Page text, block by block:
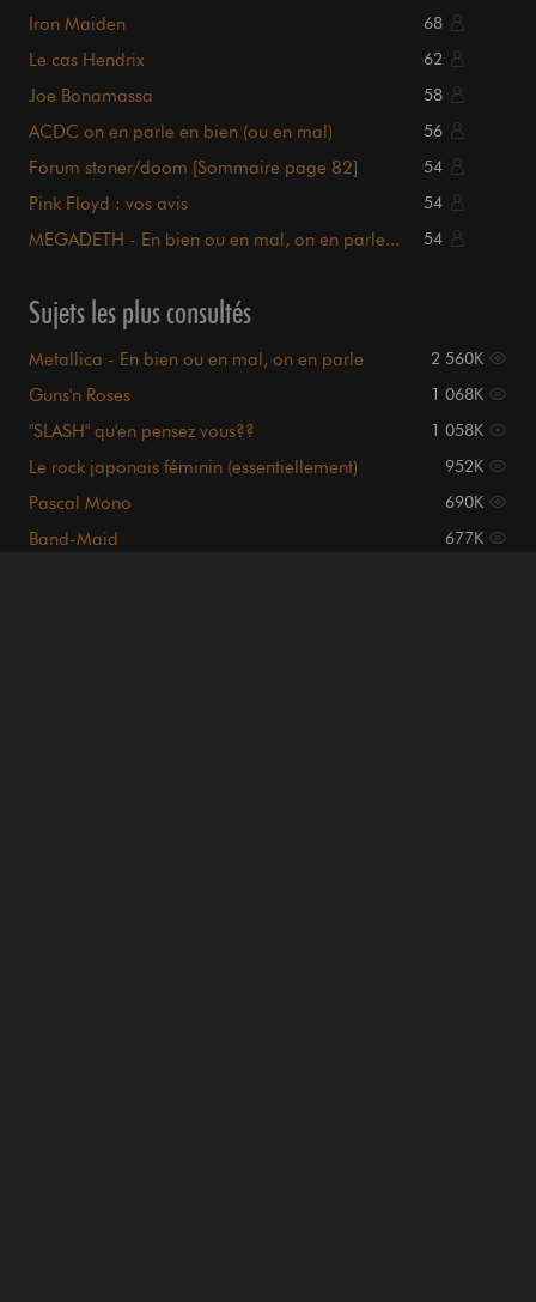
Iron Maiden 68
Le cas Hendrix 62
Joe Bonamassa 58
ACDC on en parle en bien (ou en mal) 56
Forum stoner/doom [Sommaire page 82] 54
Pink Floyd : vos avis 54
MEGADETH - En bien ou en mal, on en parle... 54
Sujets les plus consultés
Metallica - En bien ou en mal, on en parle 2 560K
Guns'n Roses 1 068K
"SLASH" qu'en pensez vous?? 1 058K
Le rock japonais féminin (essentiellement) 952K
Pascal Mono 690K
Band-Maid 677K